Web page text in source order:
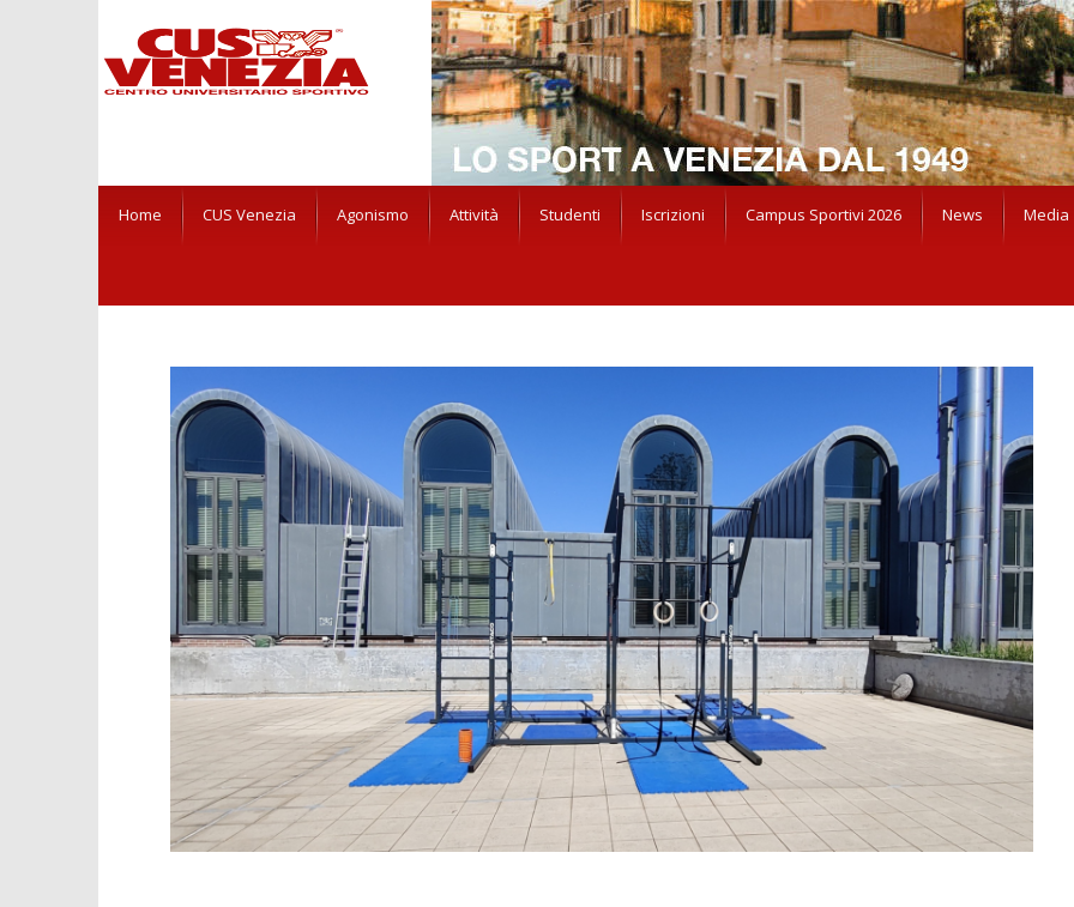
Home CUS Venezia Agonismo Attività Studenti Iscrizioni Campus Sportivi 2026 News Media
NOW VIEWING
CALISTHENICS
Aprile
2023
Andrea
Guaragna
IL PRESIDENTE MASSIMO ZANOTTO
RICEVE L' EUSA ORDER OF MERIT
3
Aprile
2023
Andrea
Guaragna
FESTA DELLO SPORT
UNIVERSITARIO: IL CUS VENEZIA
PREMIA GLI ATLETI DI CA' FOSCARI
E IUAV
3
Aprile
2023
Andrea
Guaragna